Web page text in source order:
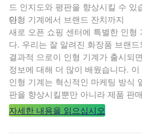
드 인지도와 평판을 향상시킬 수
다.
인형 기계에서 브랜드 잔치까지
새로 오픈 쇼핑 센터에 특별한 인형
다. 우리는 잘 알려진 화장품 브랜
결과적 으로이 인형 기계가 출시되
정보에 대해 더 많이 배웠습니다.
인형 기계는 혁신적인 마케팅 방식
판을 향상시킬뿐만 아니라 제품 판
가능성을 함께 탐색합시다!
자세한 내용을 읽으십시오